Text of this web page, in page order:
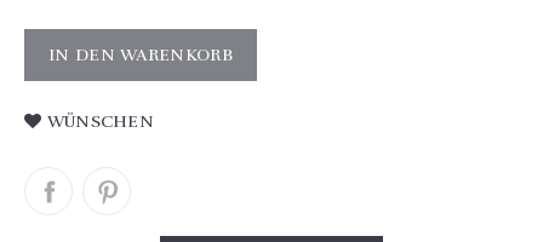
IN DEN WARENKORB
WÜNSCHEN